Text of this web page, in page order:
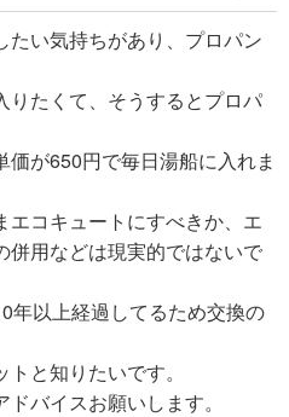
たい気持ちがあり、プロパン
りたくて、そうするとプロパ
が650円で毎日湯船に入れま
エコキュートにすべきか、エ
併用などは現実的ではないで
年以上経過してるため交換の
と知りたいです。
バイスお願いします。